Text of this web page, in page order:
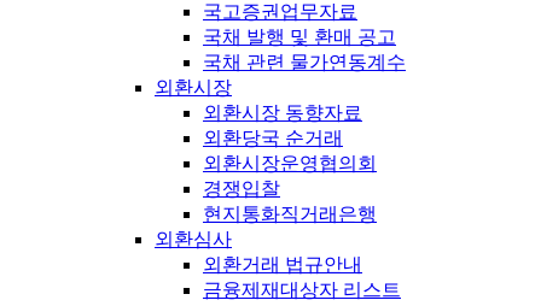
국고증권업무자료
국채 발행 및 환매 공고
국채 관련 물가연동계수
외환시장
외환시장 동향자료
외환당국 순거래
외환시장운영협의회
경쟁입찰
현지통화직거래은행
외환심사
외환거래 법규안내
금융제재대상자 리스트